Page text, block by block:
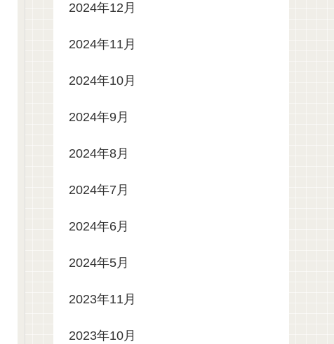
2024年12月
2024年11月
2024年10月
2024年9月
2024年8月
2024年7月
2024年6月
2024年5月
2023年11月
2023年10月